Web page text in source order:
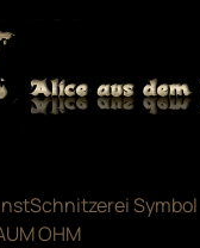
springen
Symbol
OHM